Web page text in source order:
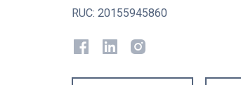
RUC: 20155945860